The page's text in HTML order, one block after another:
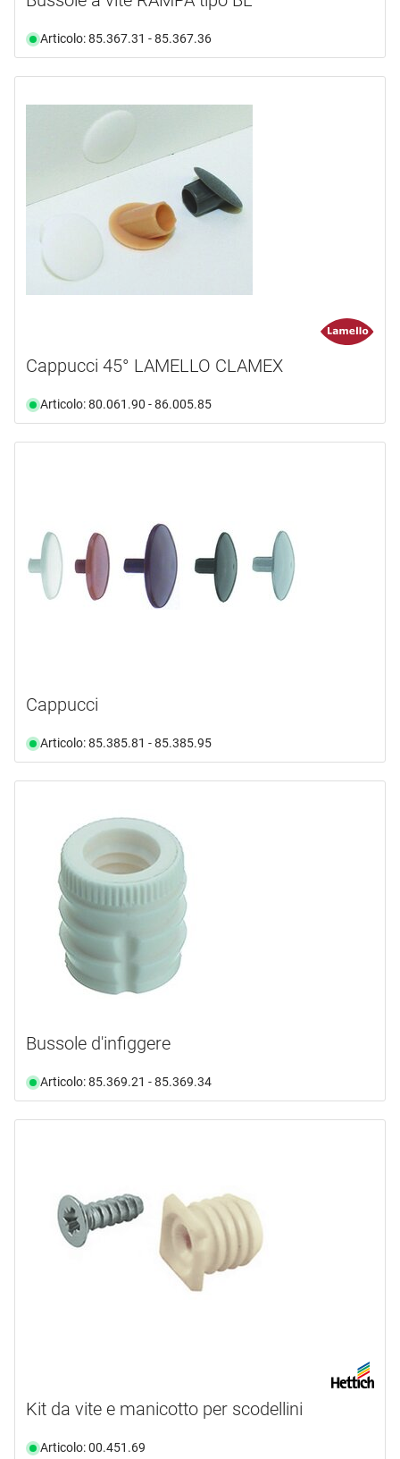
Articolo: 85.367.31 - 85.367.36
Cappucci 45° LAMELLO CLAMEX
Articolo: 80.061.90 - 86.005.85
Cappucci
Articolo: 85.385.81 - 85.385.95
Bussole d'infiggere
Articolo: 85.369.21 - 85.369.34
Kit da vite e manicotto per scodellini
Articolo: 00.451.69